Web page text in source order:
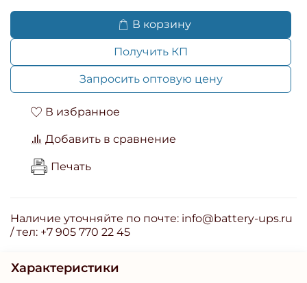
В корзину
Получить КП
Запросить оптовую цену
В избранное
Добавить в сравнение
Печать
Наличие уточняйте по почте: info@battery-ups.ru
/ тел: +7 905 770 22 45
Характеристики